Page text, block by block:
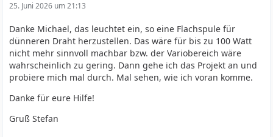
25. Juni 2026 um 21:13
Danke Michael, das leuchtet ein, so eine Flachspule für
dünneren Draht herzustellen. Das wäre für bis zu 100 Watt
nicht mehr sinnvoll machbar bzw. der Variobereich wäre
wahrscheinlich zu gering. Dann gehe ich das Projekt an und
probiere mich mal durch. Mal sehen, wie ich voran komme.
Danke für eure Hilfe!
Gruß Stefan